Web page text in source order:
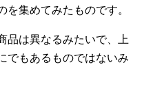
を集めてみたものです。
品は異なるみたいで、上
でもあるものではないみ